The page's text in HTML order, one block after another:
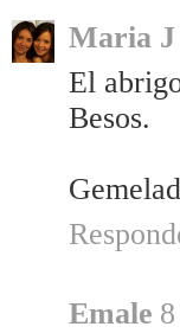
Maria J
El
Besos.
Emale